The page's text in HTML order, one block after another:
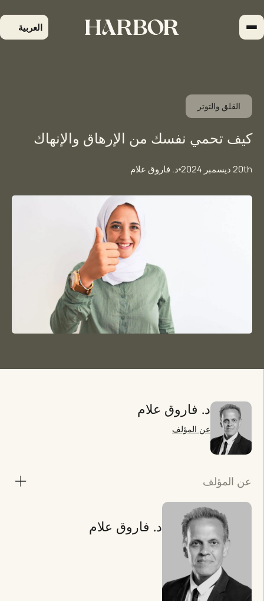
إلى
المحتوى
العربية
القلق والتوتر
كيف تحمي نفسك من الإرهاق والإنهاك
20th ديسمبر 2024 د. فاروق علام
د. فاروق علام
عن المؤلف
عن المؤلف
د. فاروق علام